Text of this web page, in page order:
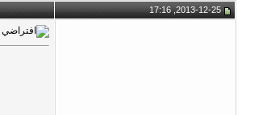
2013-12-25, 17:16